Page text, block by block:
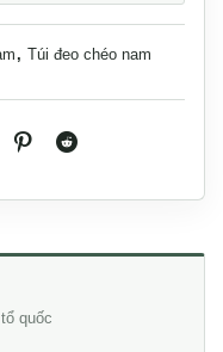
, Túi đeo chéo nam
quốc